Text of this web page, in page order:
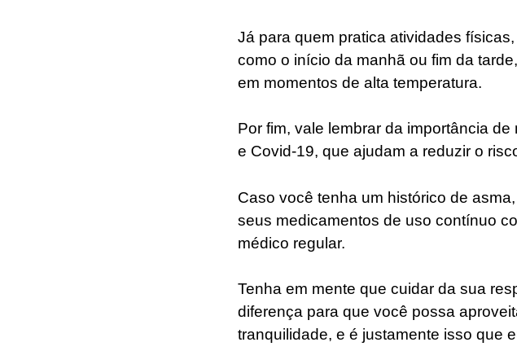
Já para quem pratica atividades
como o início da manhã ou fim da
em momentos de alta temperatura.
Por fim, vale lembrar da importância
e Covid-19, que ajudam a reduzir o
Caso você tenha um histórico de
seus medicamentos de uso contínuo
médico regular.
Tenha em mente que cuidar da sua
diferença para que você possa
tranquilidade, e é justamente isso que